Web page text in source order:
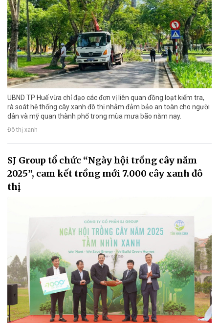
UBND TP Huế vừa chỉ đạo các đơn vị liên quan đồng loạt kiểm tra,
rà soát hệ thống cây xanh đô thị nhằm đảm bảo an toàn cho người
dân và mỹ quan thành phố trong mùa mưa bão năm nay.
Đô thị xanh
SJ Group tổ chức “Ngày hội trồng cây năm
2025”, cam kết trồng mới 7.000 cây xanh đô
thị